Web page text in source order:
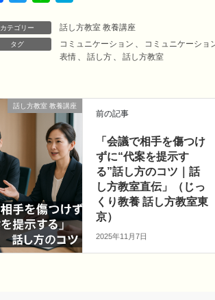
c
o
i
r
e
t
e
n
カテゴリー 話し方教室 教養講座
タグ コミュニケーション コミュニケーショ
表情
話し方 話し方教室
話し方教室 教養講座
前の記事
「会議で相手を傷つけ
ずに“代案を提示す
る”話し方のコツ｜話
し方教室直伝」（じっ
くり教養 話し方教室東
京）
2025年11月7日